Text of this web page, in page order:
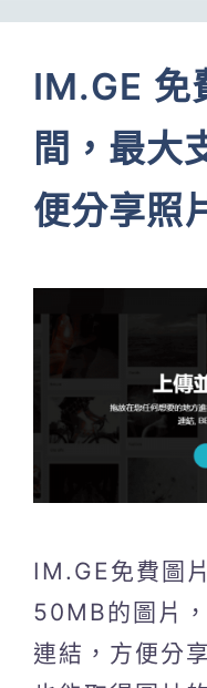
IM.GE 免
間，最大
便分享照
IM.GE免費圖
50MB的圖片
連結，方便分